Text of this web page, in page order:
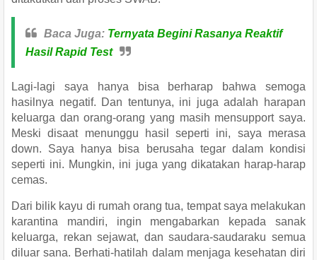
Baca Juga: Ternyata Begini Rasanya Reaktif
Hasil Rapid Test
Lagi-lagi saya hanya bisa berharap bahwa semoga
hasilnya negatif. Dan tentunya, ini juga adalah harapan
keluarga dan orang-orang yang masih mensupport saya.
Meski disaat menunggu hasil seperti ini, saya merasa
down. Saya hanya bisa berusaha tegar dalam kondisi
seperti ini. Mungkin, ini juga yang dikatakan harap-harap
cemas.
Dari bilik kayu di rumah orang tua, tempat saya melakukan
karantina mandiri, ingin mengabarkan kepada sanak
keluarga, rekan sejawat, dan saudara-saudaraku semua
diluar sana. Berhati-hatilah dalam menjaga kesehatan diri